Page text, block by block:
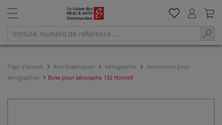
Page d'accueil Arts Graphiques Aérographie
Accessoires pour
aérographes
Buse pour aéroraphe 132 Honsell